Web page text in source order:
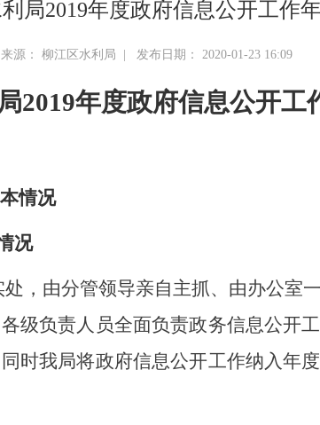
局2019年度政府信息公开工作
来源： 柳江区水利局 | 发布日期： 2020-01-23 16:09
2019年度政府信息公开工
情况
况
，由分管领导亲自主抓、由办公室
级负责人员全面负责政务信息公开
时我局将政府信息公开工作纳入年